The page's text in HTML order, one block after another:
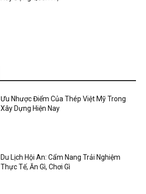
Ưu Nhược Điểm Của Thép Việt Mỹ Trong
Xây Dựng Hiện Nay
Du Lịch Hội An: Cẩm Nang Trải Nghiệm
Thực Tế, Ăn Gì, Chơi Gì